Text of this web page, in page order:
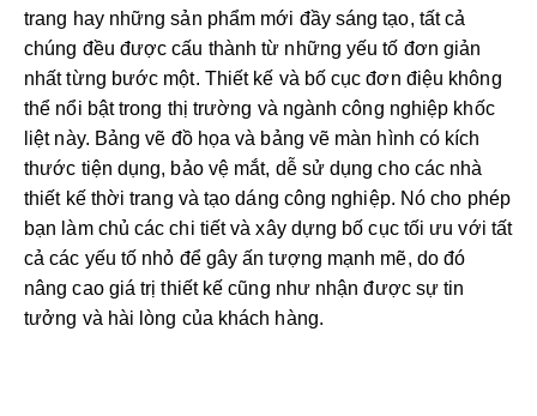
trang hay những sản phẩm mới đầy sáng tạo, tất cả
chúng đều được cấu thành từ những yếu tố đơn giản
nhất từng bước một. Thiết kế và bố cục đơn điệu không
thể nổi bật trong thị trường và ngành công nghiệp khốc
liệt này. Bảng vẽ đồ họa và bảng vẽ màn hình có kích
thước tiện dụng, bảo vệ mắt, dễ sử dụng cho các nhà
thiết kế thời trang và tạo dáng công nghiệp. Nó cho phép
bạn làm chủ các chi tiết và xây dựng bố cục tối ưu với tất
cả các yếu tố nhỏ để gây ấn tượng mạnh mẽ, do đó
nâng cao giá trị thiết kế cũng như nhận được sự tin
tưởng và hài lòng của khách hàng.